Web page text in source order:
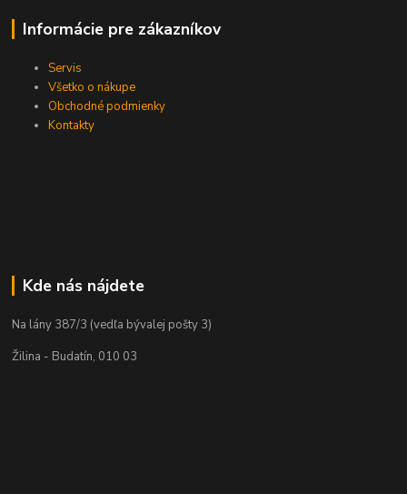
Informácie pre zákazníkov
Servis
Všetko o nákupe
Obchodné podmienky
Kontakty
Kde nás nájdete
Na lány 387/3 (vedľa bývalej pošty 3)
Žilina - Budatín, 010 03